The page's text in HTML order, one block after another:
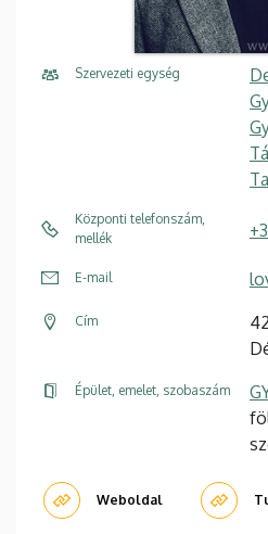
Szervezeti egység
Központi telefonszám,
mellék
E-mail
Cím
Épület, emelet, szobaszám
Weboldal